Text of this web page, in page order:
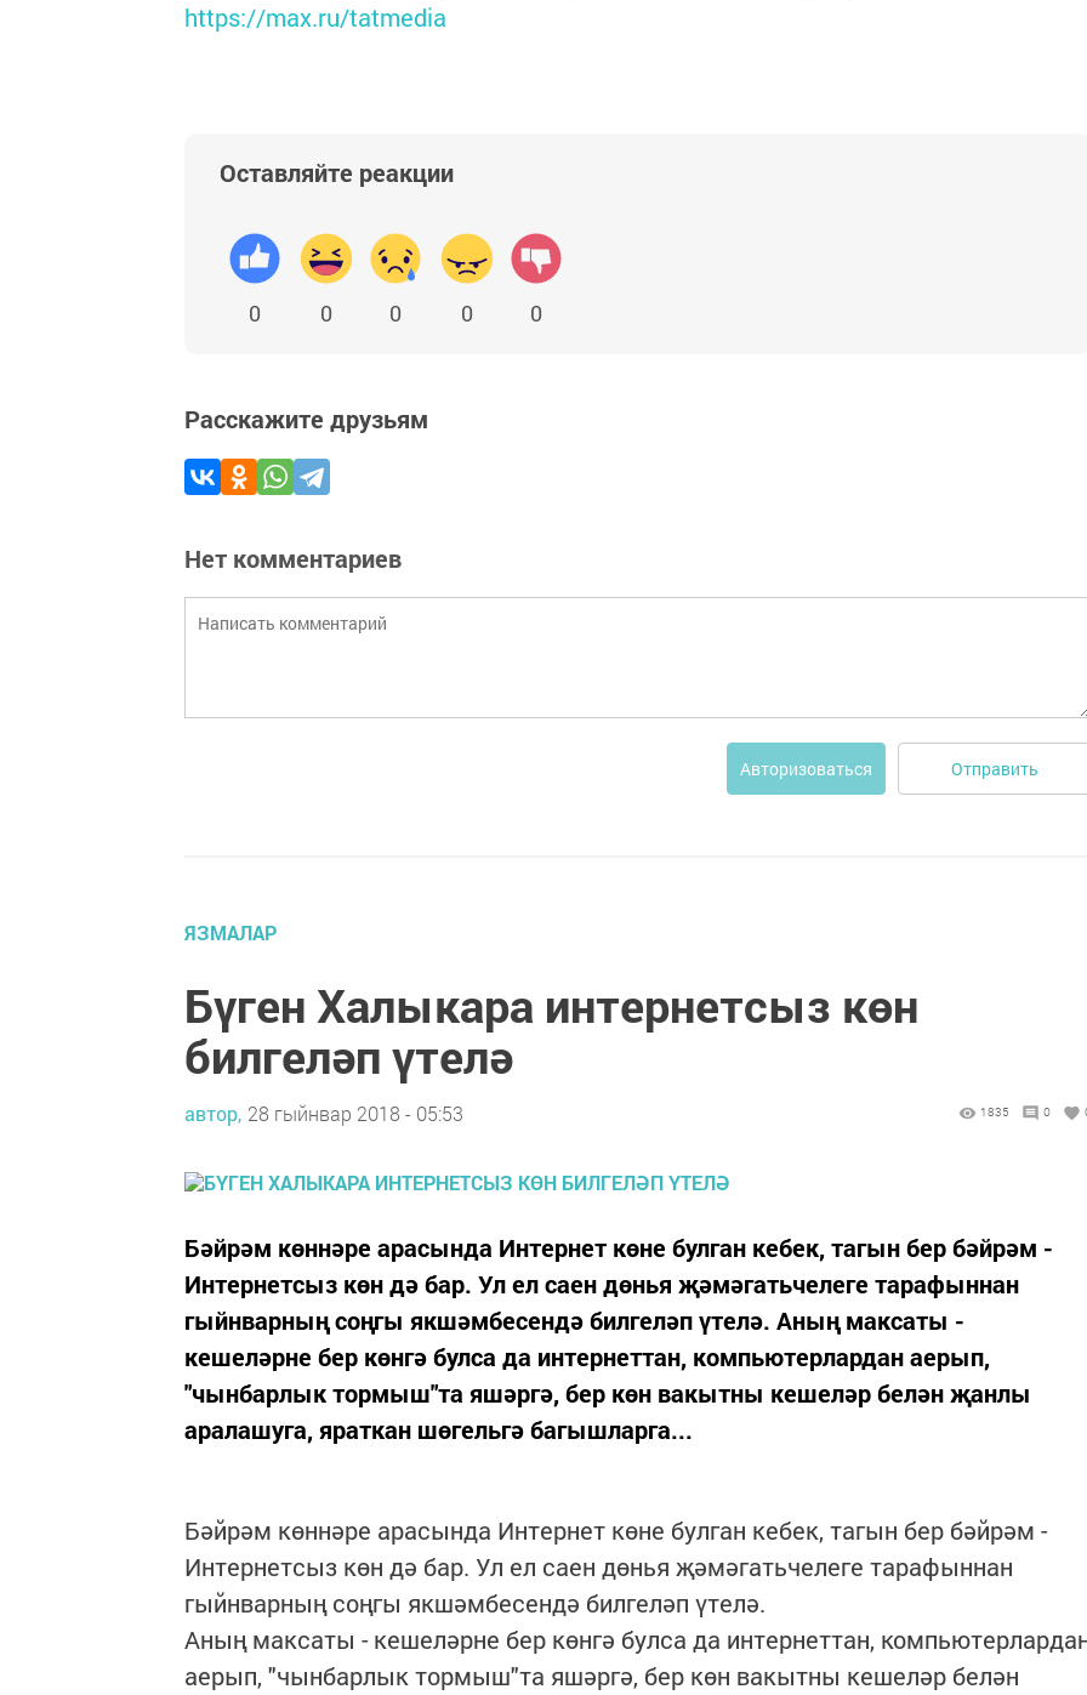
https://max.ru/tatmedia
Оставляйте реакции
0 0 0 0 0
Расскажите друзьям
Нет комментариев
Авторизоваться Отправить
ЯЗМАЛАР
Бүген Халыкара интернетсыз көн
билгеләп үтелә
автор, 28 гыйнвар 2018 - 05:53 1835 0
Бәйрәм көннәре арасында Интернет көне булган кебек, тагын бер бәйрәм -
Интернетсыз көн дә бар. Ул ел саен дөнья җәмәгатьчелеге тарафыннан
гыйнварның соңгы якшәмбесендә билгеләп үтелә. Аның максаты -
кешеләрне бер көнгә булса да интернеттан, компьютерлардан аерып,
"чынбарлык тормыш"та яшәргә, бер көн вакытны кешеләр белән җанлы
аралашуга, яраткан шөгельгә багышларга...
Бәйрәм көннәре арасында Интернет көне булган кебек, тагын бер бәйрәм -
Интернетсыз көн дә бар. Ул ел саен дөнья җәмәгатьчелеге тарафыннан
гыйнварның соңгы якшәмбесендә билгеләп үтелә.
Аның максаты - кешеләрне бер көнгә булса да интернеттан,
аерып, "чынбарлык тормыш"та яшәргә, бер көн вакытны кешеләр белән